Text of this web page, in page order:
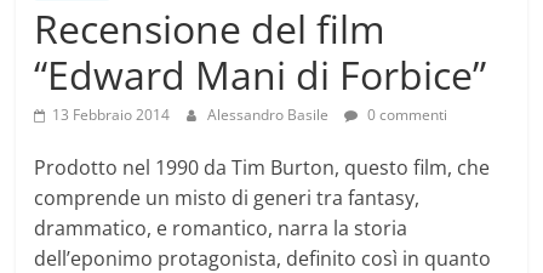
Recensione del film
“Edward Mani di Forbice”
13 Febbraio 2014 Alessandro Basile 0 commenti
Prodotto nel 1990 da Tim Burton, questo film, che
comprende un misto di generi tra fantasy,
drammatico, e romantico, narra la storia
dell’eponimo protagonista, definito così in quanto